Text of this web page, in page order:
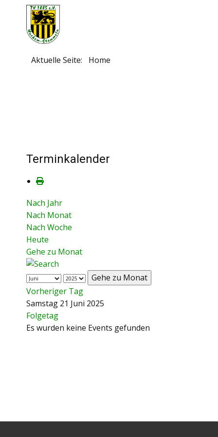
Aktuelle Seite: Home
Terminkalender
Nach Jahr
Nach Monat
Nach Woche
Heute
Gehe zu Monat
Gehe zu Monat
Vorheriger Tag
Samstag 21 Juni 2025
Folgetag
Es wurden keine Events gefunden